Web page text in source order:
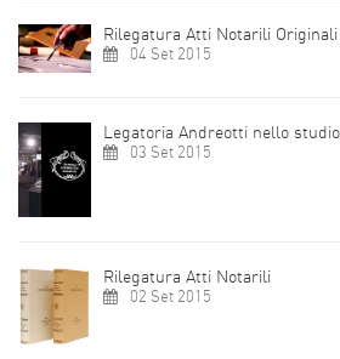
Rilegatura Atti Notarili
04 Set 2015
Legatoria Andreotti nello
03 Set 2015
Rilegatura Atti Notarili
02 Set 2015